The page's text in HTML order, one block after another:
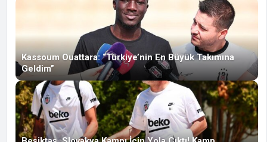
Kassoum Ouattara: “Türkiye’nin En Büyük Takımına
Geldim”